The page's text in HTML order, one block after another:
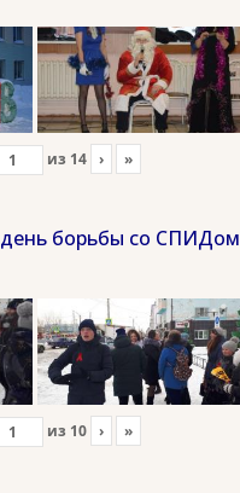
из 14 › »
борьбы со СПИДом
из 10 › »